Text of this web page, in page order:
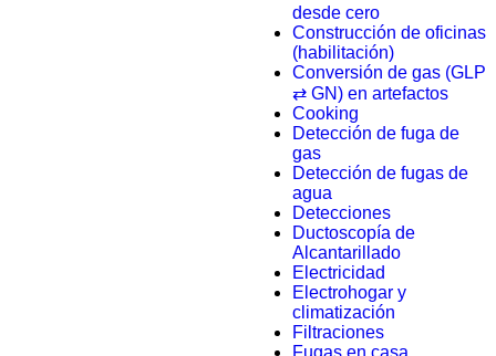
desde cero
Construcción de oficinas
(habilitación)
Conversión de gas (GLP
⇄ GN) en artefactos
Cooking
Detección de fuga de
gas
Detección de fugas de
agua
Detecciones
Ductoscopía de
Alcantarillado
Electricidad
Electrohogar y
climatización
Filtraciones
Fugas en casa